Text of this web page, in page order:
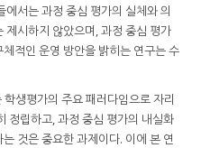
서는 과정 중심 평가의 실체와 의
제시하지 않았으며, 과정 중심 평가
적인 운영 방안을 밝히는 연구는 수
생평가의 주요 패러다임으로 자리
정립하고, 과정 중심 평가의 내실화
것은 중요한 과제이다. 이에 본 연